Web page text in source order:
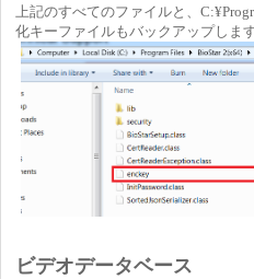
上記のすべてのファイルと、
化キーファイルもバックアップします
ビデオデータベース